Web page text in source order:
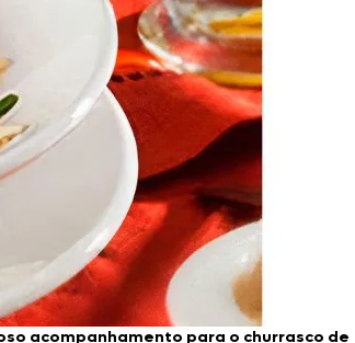
acompanhamento para o churrasco de